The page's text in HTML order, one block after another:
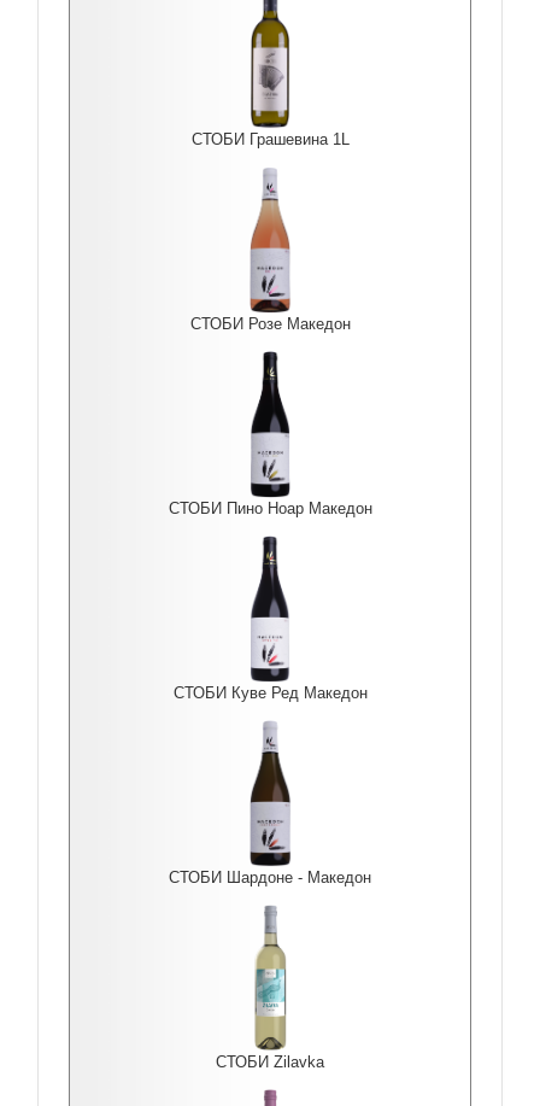
СТОБИ Грашевина 1L
СТОБИ Розе Македон
СТОБИ Пино Ноар Македон
СТОБИ Куве Ред Македон
СТОБИ Шардоне - Македон
СТОБИ Zilavka